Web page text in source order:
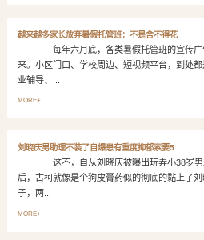
越来越多家长放弃暑假托管班：不是舍不得花
每年六月底，各类暑假托管班的宣传广
来。小区门口、学校周边、短视频平台，到处
业辅导、...
MORE+
刘晓庆男助理不装了自爆患有重度抑郁索要5
这不，自从刘晓庆被曝出玩弄小38岁男
后，古柯就像是个狗皮膏药似的彻底的黏上
子，两...
MORE+